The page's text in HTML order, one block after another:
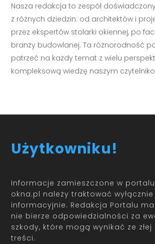
Nasza redakcja to zespół
z różnych dziedzin: od architektów i
przez ekspertów stolarki okiennej, po
branży budowlanej. Ta różnorodność
patrzeć na każdy temat z wielu
kompleksową wiedzę naszym
Użytkowniku!
Informacje zamieszczone w
okna.pl należy traktować
informacyjnie. Redakcja Portalu
nie bierze odpowiedzialności za
szkody, które mogą wynikać ze
treści.